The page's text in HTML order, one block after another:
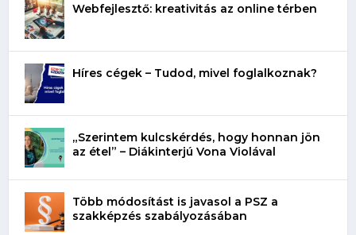
Webfejlesztő: kreativitás az online térben
Híres cégek – Tudod, mivel foglalkoznak?
„Szerintem kulcskérdés, hogy honnan jön
az étel” – Diákinterjú Vona Violával
Több módosítást is javasol a PSZ a
szakképzés szabályozásában